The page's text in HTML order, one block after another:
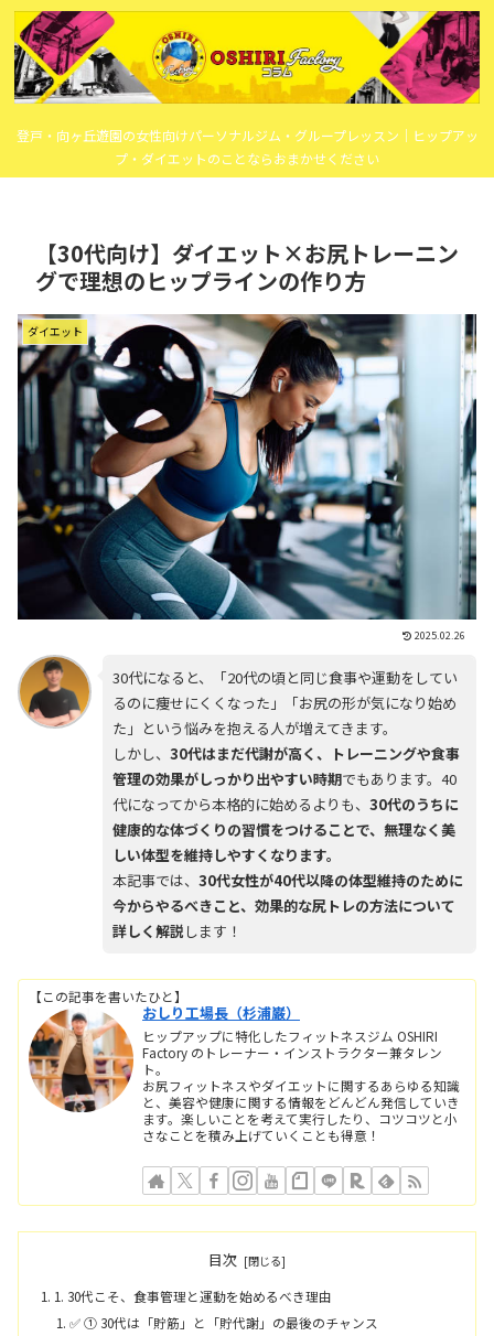
登戸・向ヶ丘遊園の女性向けパーソナルジム・グループレッスン｜ヒップアッ
プ・ダイエットのことならおまかせください
【30代向け】ダイエット×お尻トレーニン
グで理想のヒップラインの作り方
ダイエット
2025.02.26
30代になると、「20代の頃と同じ食事や運動をしてい
るのに痩せにくくなった」「お尻の形が気になり始め
た」という悩みを抱える人が増えてきます。
しかし、 30代はまだ代謝が高く、トレーニングや食事
管理の効果がしっかり出やすい時期でもあります。40
代になってから本格的に始めるよりも、 30代のうちに
健康的な体づくりの習慣をつけることで、無理なく美
しい体型を維持しやすくなります。
本記事では、 30代女性が40代以降の体型維持のために
今からやるべきこと、効果的な尻トレの方法について
詳しく解説 します！
【この記事を書いたひと】
おしり工場長（杉浦巌）
ヒップアップに特化したフィットネスジム OSHIRI
Factory のトレーナー・インストラクター兼タレン
ト。
お尻フィットネスやダイエットに関するあらゆる知識
と、美容や健康に関する情報をどんどん発信していき
ます。楽しいことを考えて実行したり、コツコツと小
さなことを積み上げていくことも得意！
目次
1. 30代こそ、食事管理と運動を始めるべき理由
✅ ① 30代は「貯筋」と「貯代謝」の最後のチャンス